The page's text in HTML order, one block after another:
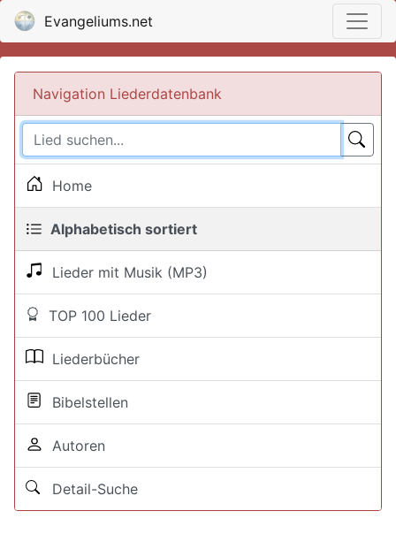
Evangeliums.net
Navigation Liederdatenbank
Home
Alphabetisch sortiert
Lieder mit Musik (MP3)
TOP 100 Lieder
Liederbücher
Bibelstellen
Autoren
Detail-Suche